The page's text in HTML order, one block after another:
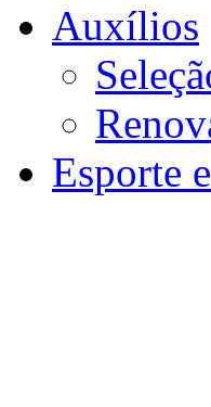
Auxílios
Esporte